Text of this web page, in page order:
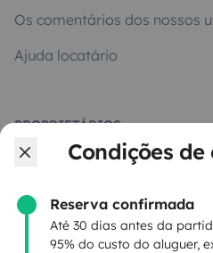
Condições
Reserva confirmada
Até 30 dias antes da
95% do custo do aluguer,
Os comentários dos nossos
Ajuda locatário
PROPRIETÁRIOS
Contrato de aluguer
Seguro de aluguer